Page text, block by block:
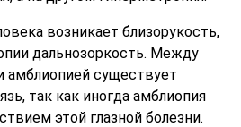
возникает близорукость,
дальнозоркость. Между
амблиопией существует
так как иногда амблиопия
этой глазной болезни.